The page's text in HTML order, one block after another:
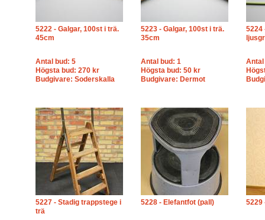
5222 - Galgar, 100st i trä.
45cm
Antal bud: 5
Högsta bud: 270 kr
Budgivare: Soderskalla
5223 - Galgar, 100st i trä.
35cm
Antal bud: 1
Högsta bud: 50 kr
Budgivare: Dermot
5224
Antal
5227 - Stadig trappstege i
trä
5228 - Elefantfot (pall) 5229